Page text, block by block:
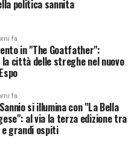
politica sannita
fa
in "The Goatfather":
città delle streghe nel nuovo
fa
si illumina con "La Bella
al via la terza edizione tra
grandi ospiti